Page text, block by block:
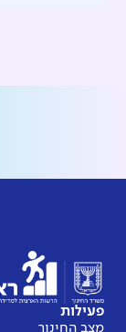
פעילות
מצב החינוך